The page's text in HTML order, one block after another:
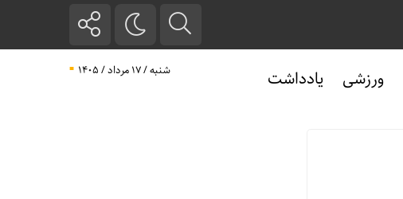
ورزشی یادداشت شنبه / ۱۷ مرداد / ۱۴۰۵